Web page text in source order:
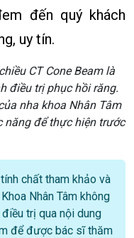
đến quý khách
uy tín.
CT Cone Beam là
điều trị phục hồi răng.
nha khoa Nhân Tâm
năng để thực hiện trước
chất tham khảo và
Nhân Tâm không
trị qua nội dung
để được bác sĩ thăm